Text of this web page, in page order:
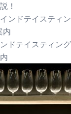
！
ンドテイスティ
内
ンドテイスティ